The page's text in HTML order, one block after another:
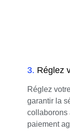
3. Réglez
Réglez
garantir la
collaborons
paiement